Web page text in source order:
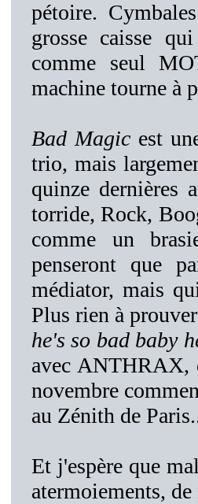
pétoire.
grosse caisse
comme seul
machine tourne à
Bad Magic est
trio, mais
quinze dernières
torride, Rock,
comme un
penseront que
médiator, mais
Plus rien à
he's so bad baby
avec ANTHRAX,
novembre
au Zénith de
Et j'espère que
atermoiements,